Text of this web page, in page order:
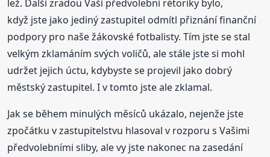
lež. Další zradou Vaší předvolební rétoriky bylo,
když jste jako jediný zastupitel odmítl přiznání finanční
podpory pro naše žákovské fotbalisty. Tím jste se stal
velkým zklamáním svých voličů, ale stále jste si mohl
udržet jejich úctu, kdybyste se projevil jako dobrý
městský zastupitel. I v tomto jste ale zklamal.
Jak se během minulých měsíců ukázalo, nejenže jste
zpočátku v zastupitelstvu hlasoval v rozporu s Vašimi
předvolebními sliby, ale vy jste nakonec na zasedání